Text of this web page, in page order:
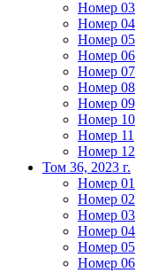
Номер 03
Номер 04
Номер 05
Номер 06
Номер 07
Номер 08
Номер 09
Номер 10
Номер 11
Номер 12
Том 36, 2023 г.
Номер 01
Номер 02
Номер 03
Номер 04
Номер 05
Номер 06